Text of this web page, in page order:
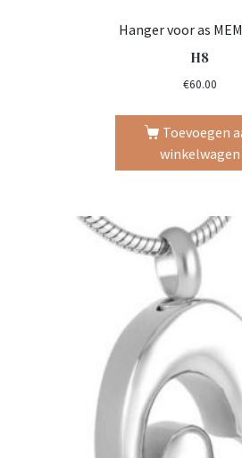
Hanger voor as
H8
€60.00
Toevoegen
winkelwagen